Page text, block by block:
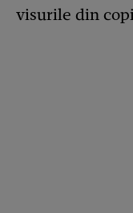
visurile din